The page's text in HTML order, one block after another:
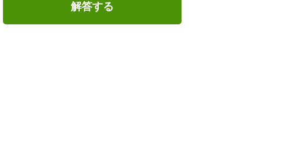
解答する